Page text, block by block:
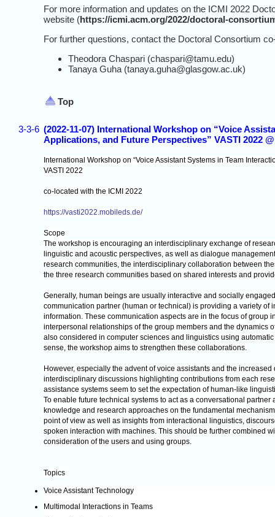
For more information and updates on the ICMI 2022
website (https://icmi.acm.org/2022/doctoral-
For further questions, contact the Doctoral Consortium
Theodora Chaspari (chaspari@tamu.edu)
Tanaya Guha (tanaya.guha@glasgow.ac.uk)
Top
3-3-6 (2022-11-07) International Workshop on “Voice
Applications, and Future Perspectives” VASTI 2022
International Workshop on “Voice Assistant Systems in Team
VASTI 2022
co-located with the ICMI 2022
https://vasti2022.mobileds.de/
Scope
The workshop is encouraging an interdisciplinary exchange of
linguistic and acoustic perspectives, as well as dialogue
research communities, the interdisciplinary collaboration between
the three research communities based on shared interests and
Generally, human beings are usually interactive and socially
communication partner (human or technical) is providing a variety
information. These communication aspects are in the focus of
interpersonal relationships of the group members and the dynamics
also considered in computer sciences and linguistics using
sense, the workshop aims to strengthen these collaborations.
However, especially the advent of voice assistants and the
interdisciplinary discussions highlighting contributions from each
assistance systems seem to set the expectation of human-like
To enable future technical systems to act as a conversational
knowledge and research approaches on the fundamental
point of view as well as insights from interactional linguistics,
spoken interaction with machines. This should be further combined
consideration of the users and using groups.
Topics
Voice Assistant Technology
Multimodal Interactions in Teams